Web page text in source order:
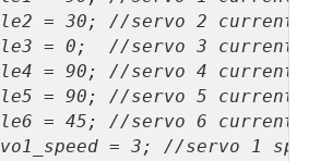
= 30; //servo 2 current
= 0;  //servo 3 current
= 90; //servo 4 current
= 90; //servo 5 current
= 45; //servo 6 current
= 3; //servo 1 speed